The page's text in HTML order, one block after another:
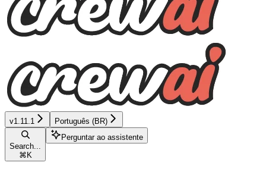
v1.11.1 Português (BR)
Search...
⌘ K
Perguntar ao assistente